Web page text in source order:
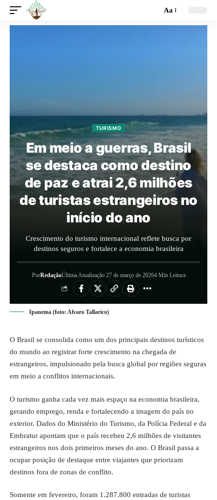
Aa
TURISMO
Em meio a guerras, Brasil
se destaca como destino
de paz e atrai 2,6 milhões
de turistas estrangeiros no
início do ano
Crescimento do turismo internacional reflete busca por
destinos seguros e fortalece a economia brasileira
PorRedaçãoÚltima Atualização 27 de março de 20264 Min Leitura
Ipanema (foto: Alvaro Tallarico)
O Brasil se consolida como um dos principais destinos turísticos
do mundo ao registrar forte crescimento na chegada de
estrangeiros, impulsionado pela busca global por regiões seguras
em meio a conflitos internacionais.
O turismo ganha cada vez mais espaço na economia brasileira,
gerando emprego, renda e fortalecendo a imagem do país no
exterior. Dados do Ministério do Turismo, da Polícia Federal e da
Embratur apontam que o país recebeu 2,6 milhões de visitantes
estrangeiros nos dois primeiros meses do ano. O Brasil passa a
ocupar posição de destaque entre viajantes que priorizam
destinos fora de zonas de conflito.
Somente em fevereiro, foram 1.287.800 entradas de turistas